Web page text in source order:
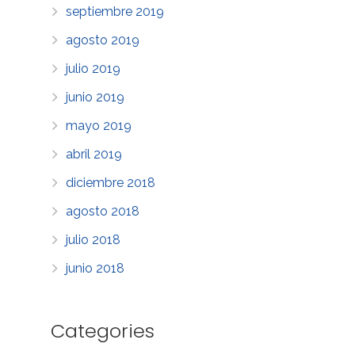
septiembre 2019
agosto 2019
julio 2019
junio 2019
mayo 2019
abril 2019
diciembre 2018
agosto 2018
julio 2018
junio 2018
Categories